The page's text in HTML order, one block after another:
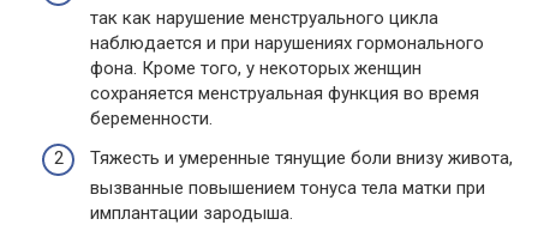
так как нарушение менструального цикла
наблюдается и при нарушениях гормонального
фона. Кроме того, у некоторых женщин
сохраняется менструальная функция во время
беременности.
Тяжесть и умеренные тянущие боли внизу живота,
вызванные повышением тонуса тела матки при
имплантации зародыша.